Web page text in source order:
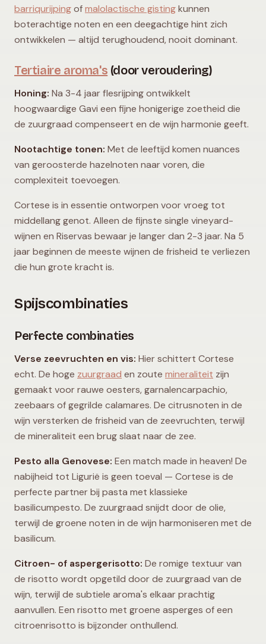
barriqurijpingofmalolactische gistingkunnen
boterachtige noten en een deegachtige hint zich
ontwikkelen — altijd terughoudend, nooit dominant.
Tertiaire aroma's (door veroudering)
Honing: Na 3-4 jaar flesrijping ontwikkelt
hoogwaardige Gavi een fijne honigerige zoetheid die
de zuurgraad compenseert en de wijn harmonie geeft.
Nootachtige tonen: Met de leeftijd komen nuances
van geroosterde hazelnoten naar voren, die
complexiteit toevoegen.
Cortese is in essentie ontworpen voor vroeg tot
middellang genot. Alleen de fijnste single vineyard-
wijnen en Riservas bewaar je langer dan 2-3 jaar. Na 5
jaar beginnen de meeste wijnen de frisheid te verliezen
die hun grote kracht is.
Spijscombinaties
Perfecte combinaties
Verse zeevruchten en vis: Hier schittert Cortese
echt. De hoge zuurgraad en zoute mineraliteit zijn
gemaakt voor rauwe oesters, garnalencarpachio,
zeebaars of gegrilde calamares. De citrusnoten in de
wijn versterken de frisheid van de zeevruchten, terwijl
de mineraliteit een brug slaat naar de zee.
Pesto alla Genovese: Een match made in heaven! De
nabijheid tot Ligurië is geen toeval — Cortese is de
perfecte partner bij pasta met klassieke
basilicumpesto. De zuurgraad snijdt door de olie,
terwijl de groene noten in de wijn harmoniseren met de
basilicum.
Citroen- of aspergerisotto: De romige textuur van
de risotto wordt opgetild door de zuurgraad van de
wijn, terwijl de subtiele aroma's elkaar prachtig
aanvullen. Een risotto met groene asperges of een
citroenrisotto is bijzonder onthullend.